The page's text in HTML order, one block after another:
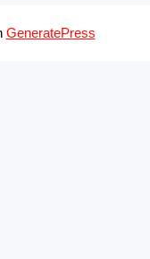
GeneratePress